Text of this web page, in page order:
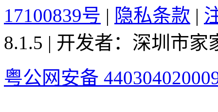
17100839号 | 隐私条款 |
8.1.5 | 开发者：深圳市
粤公网安备